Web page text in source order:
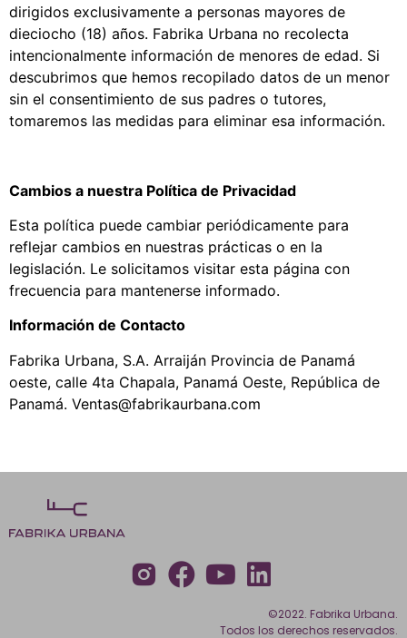
dirigidos exclusivamente a personas mayores de
dieciocho (18) años. Fabrika Urbana no recolecta
intencionalmente información de menores de edad. Si
descubrimos que hemos recopilado datos de un menor
sin el consentimiento de sus padres o tutores,
tomaremos las medidas para eliminar esa información.
Cambios a nuestra Política de Privacidad
Esta política puede cambiar periódicamente para
reflejar cambios en nuestras prácticas o en la
legislación. Le solicitamos visitar esta página con
frecuencia para mantenerse informado.
Información de Contacto
Fabrika Urbana, S.A. Arraiján Provincia de Panamá
oeste, calle 4ta Chapala, Panamá Oeste, República de
Panamá. Ventas@fabrikaurbana.com
©2022. Fabrika Urbana.
Todos los derechos reservados.